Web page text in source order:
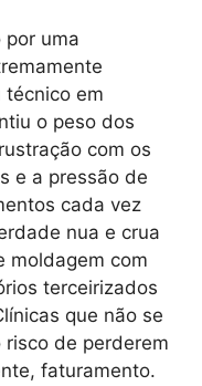
uma
técnico em
o peso dos
com os
e a pressão de
cada vez
nua e crua
moldagem com
terceirizados
que não se
de perderem
faturamento.